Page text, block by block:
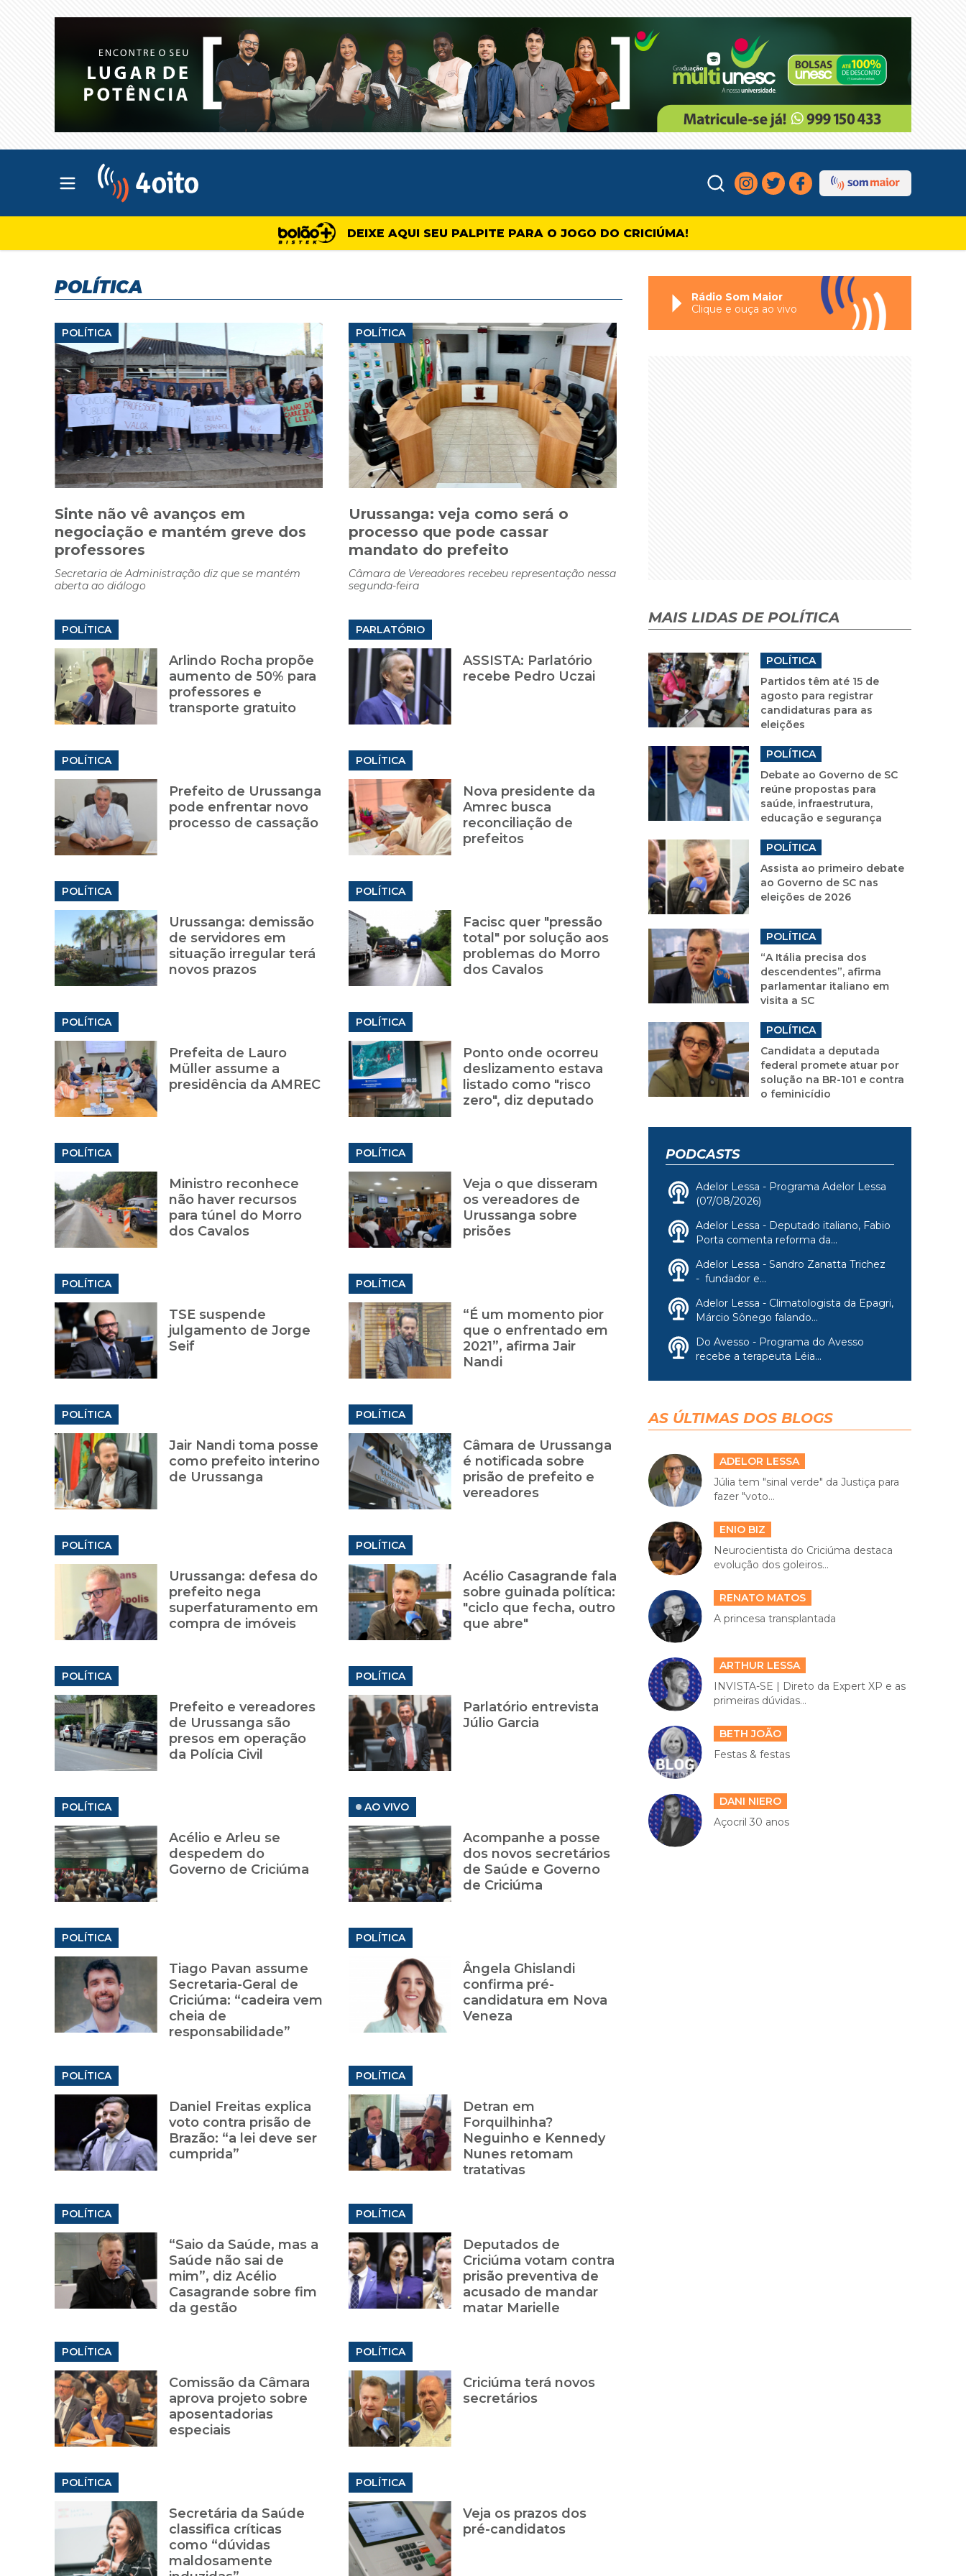
Abrir menu principal
DEIXE AQUI SEU PALPITE PARA O JOGO DO CRICIÚMA!
POLÍTICA
POLÍTICA
Sinte não vê avanços em
negociação e mantém greve dos
professores
Secretaria de Administração diz que se mantém
aberta ao diálogo
POLÍTICA
Urussanga: veja como será o
processo que pode cassar
mandato do prefeito
Câmara de Vereadores recebeu representação nessa
segunda-feira
POLÍTICA
Arlindo Rocha propõe
aumento de 50% para
professores e
transporte gratuito
PARLATÓRIO
ASSISTA: Parlatório
recebe Pedro Uczai
POLÍTICA
Prefeito de Urussanga
pode enfrentar novo
processo de cassação
POLÍTICA
Nova presidente da
Amrec busca
reconciliação de
prefeitos
POLÍTICA
Urussanga: demissão
de servidores em
situação irregular terá
novos prazos
POLÍTICA
Facisc quer "pressão
total" por solução aos
problemas do Morro
dos Cavalos
POLÍTICA
Prefeita de Lauro
Müller assume a
presidência da AMREC
POLÍTICA
Ponto onde ocorreu
deslizamento estava
listado como "risco
zero", diz deputado
POLÍTICA
Ministro reconhece
não haver recursos
para túnel do Morro
dos Cavalos
POLÍTICA
Veja o que disseram
os vereadores de
Urussanga sobre
prisões
POLÍTICA
TSE suspende
julgamento de Jorge
Seif
POLÍTICA
“É um momento pior
que o enfrentado em
2021”, afirma Jair
Nandi
POLÍTICA
Jair Nandi toma posse
como prefeito interino
de Urussanga
POLÍTICA
Câmara de Urussanga
é notificada sobre
prisão de prefeito e
vereadores
POLÍTICA
Urussanga: defesa do
prefeito nega
superfaturamento em
compra de imóveis
POLÍTICA
Acélio Casagrande fala
sobre guinada política:
"ciclo que fecha, outro
que abre"
POLÍTICA
Prefeito e vereadores
de Urussanga são
presos em operação
da Polícia Civil
POLÍTICA
Parlatório entrevista
Júlio Garcia
POLÍTICA
Acélio e Arleu se
despedem do
Governo de Criciúma
AO VIVO
Acompanhe a posse
dos novos secretários
de Saúde e Governo
de Criciúma
POLÍTICA
Tiago Pavan assume
Secretaria-Geral de
Criciúma: “cadeira vem
cheia de
responsabilidade”
POLÍTICA
Ângela Ghislandi
confirma pré-
candidatura em Nova
Veneza
POLÍTICA
Daniel Freitas explica
voto contra prisão de
Brazão: “a lei deve ser
cumprida”
POLÍTICA
Detran em
Forquilhinha?
Neguinho e Kennedy
Nunes retomam
tratativas
POLÍTICA
“Saio da Saúde, mas a
Saúde não sai de
mim”, diz Acélio
Casagrande sobre fim
da gestão
POLÍTICA
Deputados de
Criciúma votam contra
prisão preventiva de
acusado de mandar
matar Marielle
POLÍTICA
Comissão da Câmara
aprova projeto sobre
aposentadorias
especiais
POLÍTICA
Criciúma terá novos
secretários
POLÍTICA
Secretária da Saúde
classifica críticas
como “dúvidas
maldosamente
POLÍTICA
Veja os prazos dos
pré-candidatos
Rádio Som Maior
Clique e ouça ao vivo
MAIS LIDAS DE POLÍTICA
POLÍTICA
Partidos têm até 15 de
agosto para registrar
candidaturas para as
eleições
POLÍTICA
Debate ao Governo de SC
reúne propostas para
saúde, infraestrutura,
educação e segurança
POLÍTICA
Assista ao primeiro debate
ao Governo de SC nas
eleições de 2026
POLÍTICA
“A Itália precisa dos
descendentes”, afirma
parlamentar italiano em
visita a SC
POLÍTICA
Candidata a deputada
federal promete atuar por
solução na BR-101 e contra
o feminicídio
PODCASTS
Adelor Lessa - Programa Adelor Lessa
(07/08/2026)
Adelor Lessa - Deputado italiano, Fabio
Porta comenta reforma da...
Adelor Lessa - Sandro Zanatta Trichez
- fundador e...
Adelor Lessa - Climatologista da Epagri,
Márcio Sônego falando...
Do Avesso - Programa do Avesso
recebe a terapeuta Léia...
AS ÚLTIMAS DOS BLOGS
ADELOR LESSA
Júlia tem "sinal verde" da Justiça para
fazer "voto...
ENIO BIZ
Neurocientista do Criciúma destaca
evolução dos goleiros...
RENATO MATOS
A princesa transplantada
ARTHUR LESSA
INVISTA-SE | Direto da Expert XP e as
primeiras dúvidas...
BETH JOÃO
Festas & festas
DANI NIERO
Açocril 30 anos